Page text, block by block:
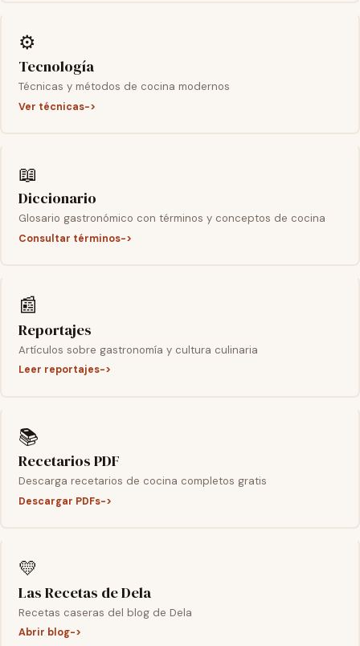
⚙️
Tecnología
Técnicas y métodos de cocina modernos
Ver técnicas
📖
Diccionario
Glosario gastronómico con términos y conceptos de cocina
Consultar términos
📰
Reportajes
Artículos sobre gastronomía y cultura culinaria
Leer reportajes
📚
Recetarios PDF
Descarga recetarios de cocina completos gratis
Descargar PDFs
💛
Las Recetas de Dela
Recetas caseras del blog de Dela
Abrir blog